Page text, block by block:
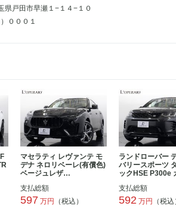
戸田市早瀬１−１４−１０
０００１
マセラティ レヴァンテ モ
デナ ネロリベーレ(有償色)
ベージュレザ…
支払総額
597 万円
（税込）
ランドローバー
バリースポーツ
ックHSE P300e
支払総額
592 万円
（税